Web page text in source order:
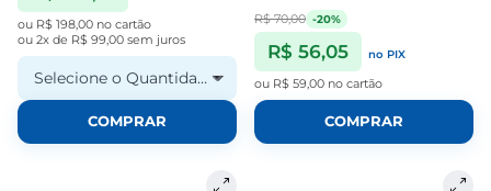
ou R$ 198,00 no cartão
ou 2x de R$ 99,00 sem juros
Selecione o Quantidade
COMPRAR
R$ 70,00 -20%
R$ 56,05 no PIX
ou R$ 59,00 no cartão
COMPRAR